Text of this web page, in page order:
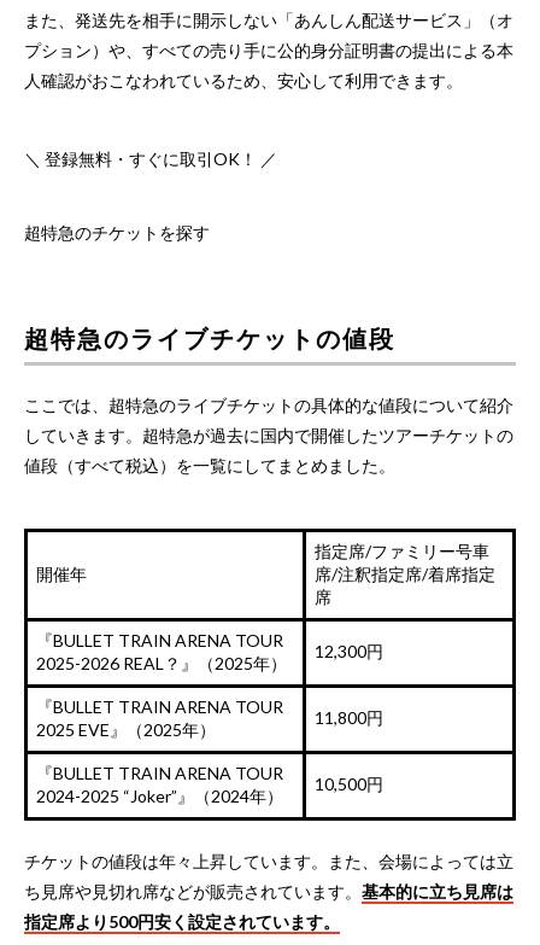
また、発送先を相手に開示しない「あんしん配送サービス」（オ
プション）や、すべての売り手に公的身分証明書の提出による本
人確認がおこなわれているため、安心して利用できます。
＼ 登録無料・すぐに取引OK！ ／
超特急のチケットを探す
超特急のライブチケットの値段
ここでは、超特急のライブチケットの具体的な値段について紹介
していきます。超特急が過去に国内で開催したツアーチケットの
値段（すべて税込）を一覧にしてまとめました。
開催年
指定席/ファミリー号車
席/注釈指定席/着席指定
席
『BULLET TRAIN ARENA TOUR
2025-2026 REAL？』（2025年）
12,300円
『BULLET TRAIN ARENA TOUR
2025 EVE』（2025年）
11,800円
『BULLET TRAIN ARENA TOUR
2024-2025 “Joker”』（2024年）
10,500円
チケットの値段は年々上昇しています。また、会場によっては立
ち見席や見切れ席などが販売されています。 基本的に立ち見席は
指定席より500円安く設定されています。